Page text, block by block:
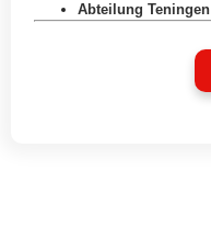
Abteilung Teningen